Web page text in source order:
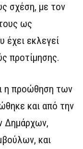
σχέση, με τον
ως
έχει εκλεγεί
προτίμησης.
η προώθηση των
και από την
Δημάρχων,
και